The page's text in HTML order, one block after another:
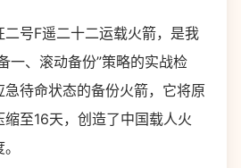
号F遥二十二运载火箭，是我
一、滚动备份”策略的实战检
待命状态的备份火箭，它将原
至16天，创造了中国载人火